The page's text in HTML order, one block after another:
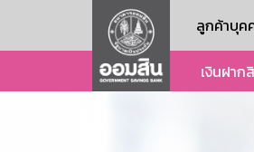
ลูกค้าบุค
เงินฝาก